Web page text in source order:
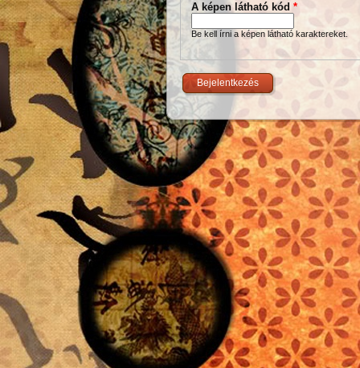
A képen látható kód *
Be kell írni a képen látható karaktereket.